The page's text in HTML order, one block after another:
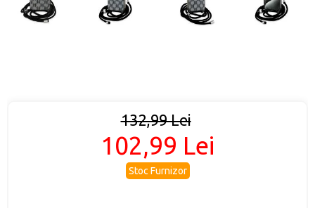
132,99 Lei
102,99 Lei
Stoc Furnizor